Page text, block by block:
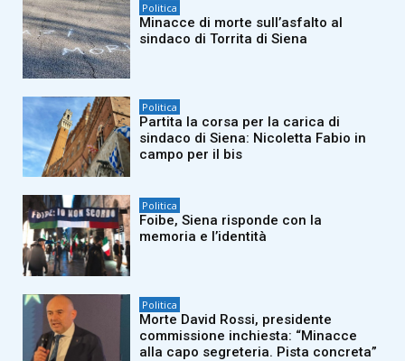
Politica
Minacce di morte sull’asfalto al
sindaco di Torrita di Siena
Politica
Partita la corsa per la carica di
sindaco di Siena: Nicoletta Fabio in
campo per il bis
Politica
Foibe, Siena risponde con la
memoria e l’identità
Politica
Morte David Rossi, presidente
commissione inchiesta: “Minacce
alla capo segreteria. Pista concreta”